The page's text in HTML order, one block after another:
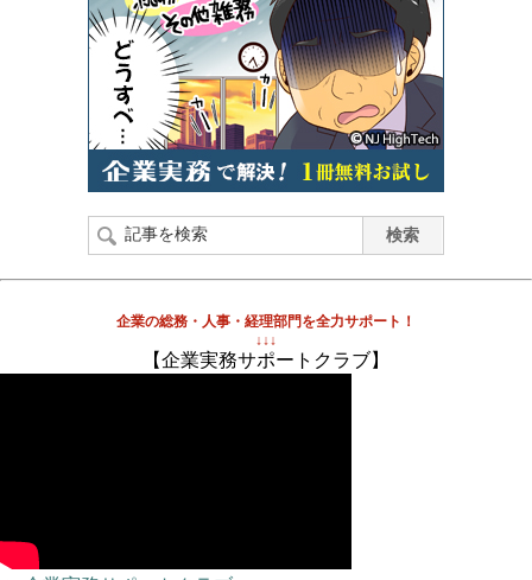
企業の総務・人事・経理部門を全力サポート！
↓↓↓
【企業実務サポートクラブ】